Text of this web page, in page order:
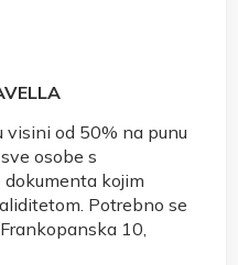
visini od 50% na punu
osobe s
kojim
Potrebno se
10,